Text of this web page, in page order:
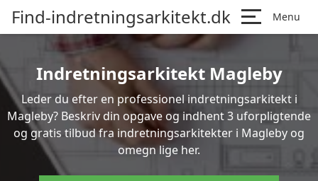
Find-indretningsarkitekt.dk Menu
Indretningsarkitekt Magleby
Leder du efter en professionel indretningsarkitekt i
Magleby? Beskriv din opgave og indhent 3 uforpligtende
og gratis tilbud fra indretningsarkitekter i Magleby og
omegn lige her.